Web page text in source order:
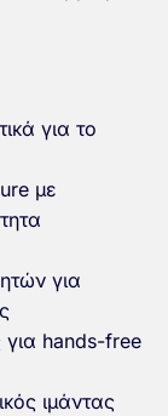
για το
με
για
hands-free
ιμάντας